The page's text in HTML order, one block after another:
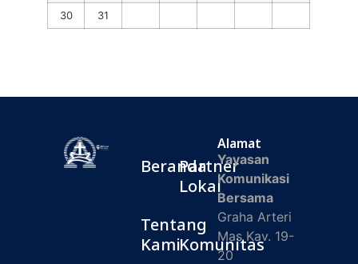
30
31
Beranda
Tentang
Kami
Partner
Lokal
Komunitas
Alamat
Yayasan
Komunikasi
Bersama
Graha Arteri
Mas Kav. 19-
20